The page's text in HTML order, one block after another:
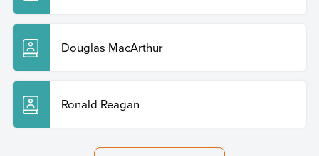
Douglas MacArthur
Ronald Reagan